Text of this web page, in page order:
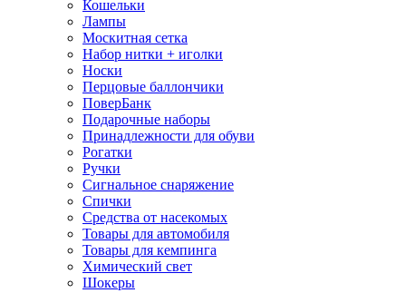
Кошельки
Лампы
Москитная сетка
Набор нитки + иголки
Носки
Перцовые баллончики
ПоверБанк
Подарочные наборы
Принадлежности для обуви
Рогатки
Ручки
Сигнальное снаряжение
Спички
Средства от насекомых
Товары для автомобиля
Товары для кемпинга
Химический свет
Шокеры